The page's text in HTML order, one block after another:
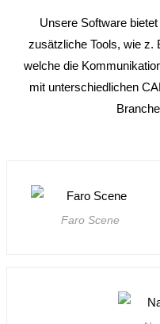
Unsere Soft­ware
zusätz­liche Tools, wie z.
welche die
mit unter­schied­li­chen
Faro Scene